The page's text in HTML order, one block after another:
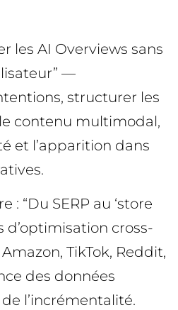
les AI Overviews sans
—
structurer les
contenu multimodal,
et l’apparition dans
: “Du SERP au ‘store
d’optimisation cross-
TikTok, Reddit,
des données
l’incrémentalité.